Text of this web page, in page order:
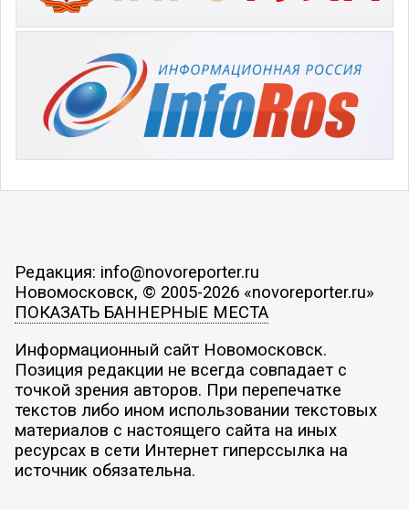
Редакция: info@novoreporter.ru
Новомосковск, © 2005-2026 «novoreporter.ru»
ПОКАЗАТЬ БАННЕРНЫЕ МЕСТА
Информационный сайт Новомосковск.
Позиция редакции не всегда совпадает с
точкой зрения авторов. При перепечатке
текстов либо ином использовании текстовых
материалов с настоящего сайта на иных
ресурсах в сети Интернет гиперссылка на
источник обязательна.